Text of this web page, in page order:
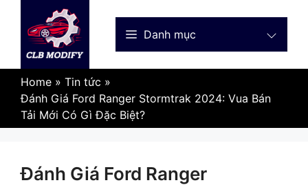
content
Danh mục
Home » Tin tức »
Đánh Giá Ford Ranger Stormtrak 2024: Vua Bán
Tải Mới Có Gì Đặc Biệt?
Đánh Giá Ford Ranger